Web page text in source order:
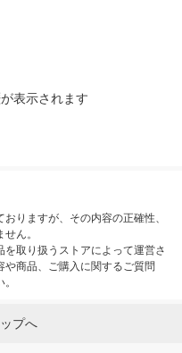
表示されます
りますが、その内容の正確性、
ん。
取り扱うストアによって運営さ
商品、ご購入に関するご質問
プへ